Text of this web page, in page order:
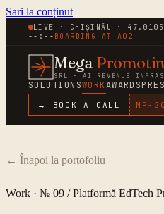
Sari la conținut
LIVE · CHIȘINĂU ·
--:-- BOARDING AT A02
Mega
SRL · AI REVENUE
SOLUTIONSWORKAWARDS
→ BOOK A CALL MP-
← Înapoi la portofoliu
Work · № 09 /Platformă EdTech